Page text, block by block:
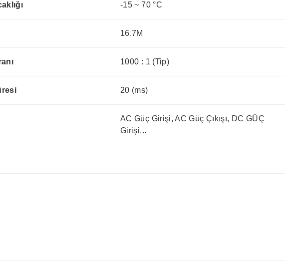
-15 ~ 70 °C
16.7M
1000 : 1 (Tip)
20 (ms)
AC Güç Girişi, AC Güç Çıkışı, DC GÜÇ
Girişi...